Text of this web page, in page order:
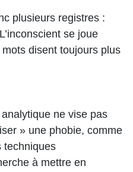
plusieurs registres :
se joue
disent toujours plus
ne vise pas
» une phobie, comme
techniques
à mettre en